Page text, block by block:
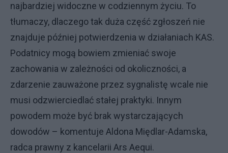
najbardziej widoczne w codziennym życiu. To
tłumaczy, dlaczego tak duża część zgłoszeń nie
znajduje później potwierdzenia w działaniach KAS.
Podatnicy mogą bowiem zmieniać swoje
zachowania w zależności od okoliczności, a
zdarzenie zauważone przez sygnalistę wcale nie
musi odzwierciedlać stałej praktyki. Innym
powodem może być brak wystarczających
dowodów – komentuje Aldona Międlar-Adamska,
radca prawny z kancelarii Ars Aequi.